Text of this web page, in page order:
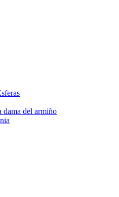
dama del armiño